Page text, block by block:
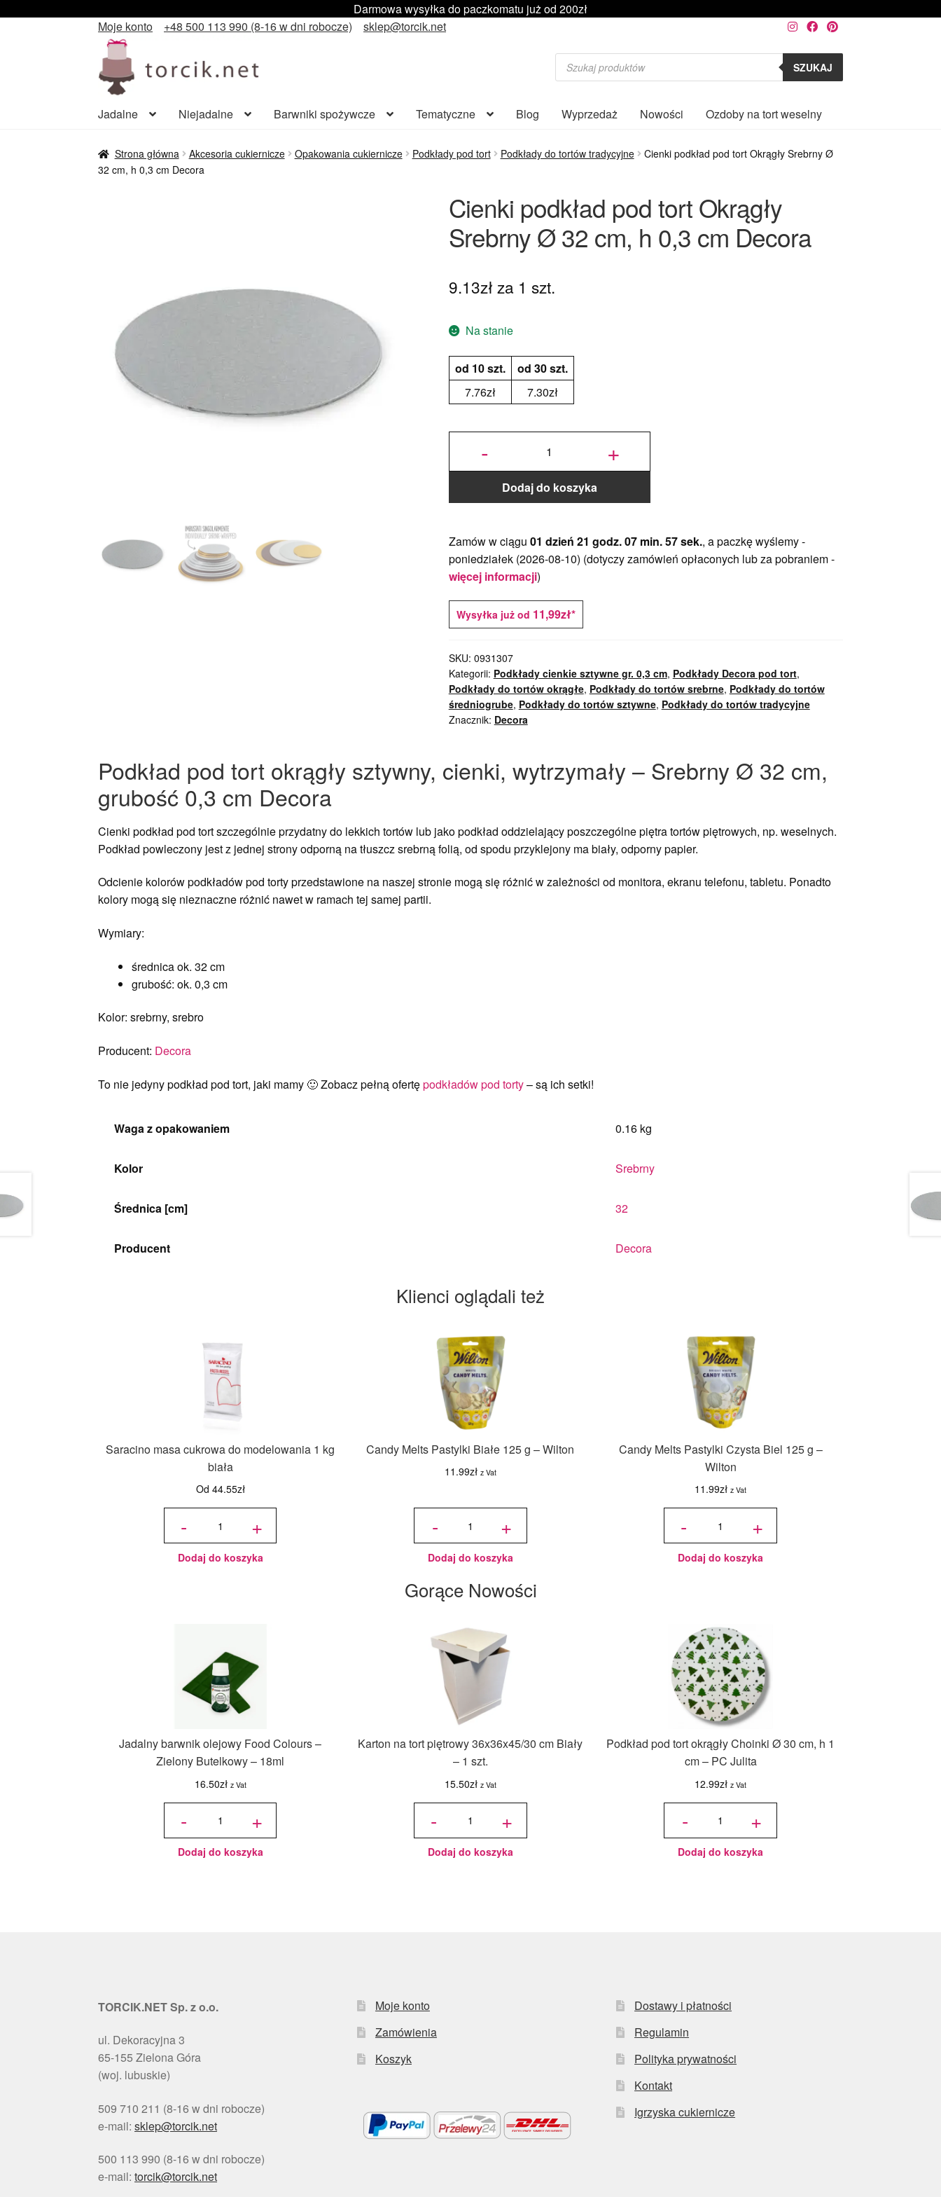
Darmowa wysyłka do paczkomatu już od 200zł
Moje konto
+48 500 113 990 (8-16 w dni robocze) sklep@torcik.net
Przejdź
do
nawigacji
Przejdź
do
treści
Wyszukiwarka
produktów SZUKAJ
Jadalne Niejadalne Barwniki spożywcze Tematyczne Blog Wyprzedaż Nowości Ozdoby na tort weselny
Strona główna Akcesoria cukiernicze Opakowania cukiernicze Podkłady pod tort Podkłady do tortów tradycyjne
Cienki podkład pod tort Okrągły Srebrny Ø
32 cm, h 0,3 cm Decora
Cienki podkład pod tort Okrągły
Srebrny Ø 32 cm, h 0,3 cm Decora
9.13zł za 1 szt.
Na stanie
od 10 szt.
od 30 szt.
7.76zł 7.30zł
-
ilość
pod tort
Okrągły
Ø 32
cm, h
+
Dodaj do koszyka
Zamów w ciągu 01 dzień 21 godz. 07 min. 57 sek., a paczkę wyślemy -
poniedziałek (2026-08-10) (dotyczy zamówień opłaconych lub za pobraniem -
więcej informacji)
Wysyłka już od 11,99zł*
SKU: 0931307
Kategorii: Podkłady cienkie sztywne gr. 0,3 cm, Podkłady Decora pod tort,
Podkłady do tortów okrągłe, Podkłady do tortów srebrne, Podkłady do tortów
średniogrube, Podkłady do tortów sztywne, Podkłady do tortów tradycyjne
Znacznik: Decora
Podkład pod tort okrągły sztywny, cienki, wytrzymały – Srebrny Ø 32 cm,
grubość 0,3 cm Decora
Cienki podkład pod tort szczególnie przydatny do lekkich tortów lub jako podkład oddzielający poszczególne piętra tortów piętrowych, np. weselnych.
Podkład powleczony jest z jednej strony odporną na tłuszcz srebrną folią, od spodu przyklejony ma biały, odporny papier.
Odcienie kolorów podkładów pod torty przedstawione na naszej stronie mogą się różnić w zależności od monitora, ekranu telefonu, tabletu. Ponadto
kolory mogą się nieznaczne różnić nawet w ramach tej samej partii.
Wymiary:
średnica ok. 32 cm
grubość: ok. 0,3 cm
Kolor: srebrny, srebro
Producent: Decora
To nie jedyny podkład pod tort, jaki mamy 🙂 Zobacz pełną ofertępodkładów pod torty– są ich setki!
Waga z opakowaniem 0.16 kg
Kolor Srebrny
Średnica [cm] 32
Producent Decora
Klienci oglądali też
Saracino masa cukrowa do modelowania 1 kg
biała
Od 44.55zł
-
ilość
cukrowa do
modelowania +
Dodaj do koszyka
Candy Melts Pastylki Białe 125 g – Wilton
11.99zł z Vat
-
ilość
Pastylki
Białe
Wilton +
Dodaj do koszyka
Candy Melts Pastylki Czysta Biel 125 g –
Wilton
11.99zł z Vat
-
ilość
Pastylki
Czysta
125 g -
Wilton
+
Dodaj do koszyka
Gorące Nowości
Jadalny barwnik olejowy Food Colours –
Zielony Butelkowy – 18ml
16.50zł z Vat
-
ilość
olejowy
Food
Butelkowy
+
Dodaj do koszyka
Karton na tort piętrowy 36x36x45/30 cm Biały
– 1 szt.
15.50zł z Vat
-
ilość Karton
36x36x45/30
cm Biały - 1 +
Dodaj do koszyka
Podkład pod tort okrągły Choinki Ø 30 cm, h 1
cm – PC Julita
12.99zł z Vat
-
ilość
okrągły
Choinki
cm - PC
+
Dodaj do koszyka
TORCIK.NET Sp. z o.o.
ul. Dekoracyjna 3
65-155 Zielona Góra
(woj. lubuskie)
509 710 211 (8-16 w dni robocze)
e-mail:sklep@torcik.net
500 113 990 (8-16 w dni robocze)
e-mail:torcik@torcik.net
Moje konto
Zamówienia
Koszyk
Dostawy i płatności
Regulamin
Polityka prywatności
Kontakt
Igrzyska cukiernicze